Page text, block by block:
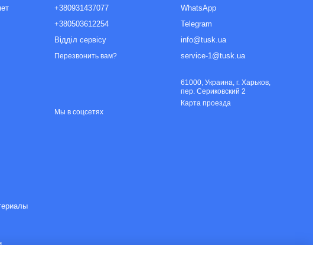
для подключения крупногабаритного бытового оборудования. Такие
на портативных инверторных моделях. Аппаратура выдает чистое,
питания чувствительных электронных устройств. Передвижной
перемещение, нет необходимости поднимать тяжелое
+380931437077
+380503612254
Відділ сервісу
Перезвонить вам?
WhatsApp
Telegram
info@tusk.ua
service-1@tusk.ua
61000, Украина, г. Харьков,
пер. Сериковский 2
Карта проезда
Мы в соцсетях